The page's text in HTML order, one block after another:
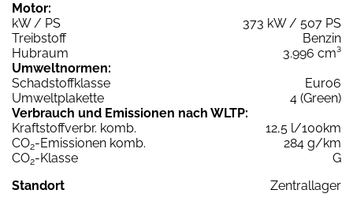
Motor:
kW / PS
373 kW / 507 PS
Treibstoff
Benzin
Hubraum
3.996 cm³
Umweltnormen:
Schadstoffklasse
Euro6
Umweltplakette
4 (Green)
Verbrauch und Emissionen nach WLTP:
Kraftstoffverbr. komb.
12,5 l/100km
CO2-Emissionen komb.
284 g/km
CO2-Klasse
G
Standort
Zentrallager